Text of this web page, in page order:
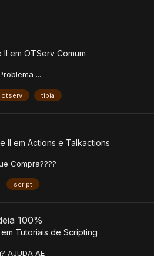
II em OTServ Comum
...
otserv tibia
II em Actions e Talkactions
Compra????
script
100%
em Tutoriais de Scripting
AJUDA AE